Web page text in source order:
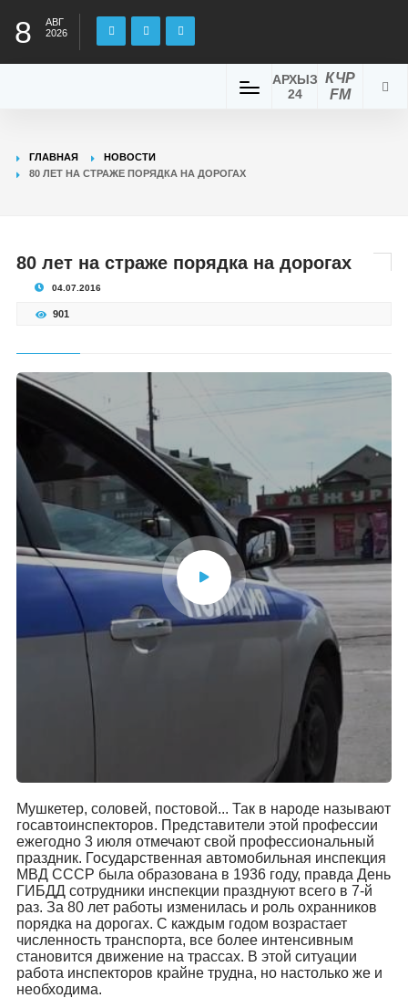
8
АВГ
2026
КЧР
FM
АРХЫЗ
24
ГЛАВНАЯ
НОВОСТИ
80 ЛЕТ НА СТРАЖЕ ПОРЯДКА НА ДОРОГАХ
80 лет на страже порядка на дорогах
04.07.2016
901
Мушкетер, соловей, постовой... Так в народе называют
госавтоинспекторов. Представители этой профессии
ежегодно 3 июля отмечают свой профессиональный
праздник. Государственная автомобильная инспекция
МВД СССР была образована в 1936 году, правда День
ГИБДД сотрудники инспекции празднуют всего в 7-й
раз. За 80 лет работы изменилась и роль охранников
порядка на дорогах. С каждым годом возрастает
численность транспорта, все более интенсивным
становится движение на трассах. В этой ситуации
работа инспекторов крайне трудна, но настолько же и
необходима.